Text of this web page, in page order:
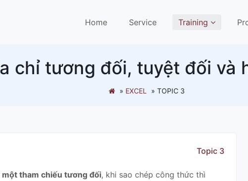
Home(current)Service Training
chỉ tương đối, tuyệt đối và
» EXCEL » TOPIC 3
Topic 3
tham chiếu tương đối, khi sao chép công thức thì